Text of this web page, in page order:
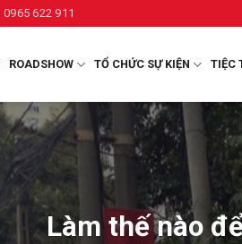
0965 622 911
ROADSHOW TỔ CHỨC SỰ KIỆN TIỆC
Làm thế nào